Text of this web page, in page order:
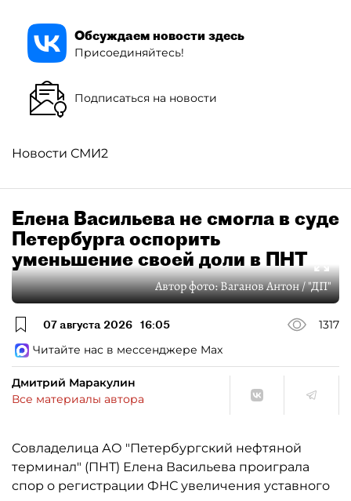
Обсуждаем новости здесь
Присоединяйтесь!
Подписаться на новости
Новости СМИ2
Елена Васильева не смогла в суде
Петербурга оспорить
уменьшение своей доли в ПНТ
Автор фото:Ваганов Антон / "ДП"
07 августа 2026 16:05
1317
Читайте нас в мессенджере Max
Дмитрий Маракулин
Все материалы автора
Совладелица АО "Петербургский нефтяной
терминал" (ПНТ) Елена Васильева проиграла
спор о регистрации ФНС увеличения уставного